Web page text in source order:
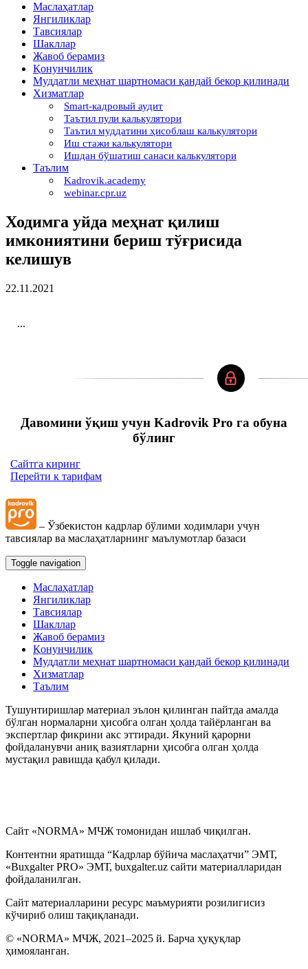
Маслаҳатлар
Янгиликлар
Тавсиялар
Шакллар
Жавоб берамиз
Қонунчилик
Муддатли меҳнат шартномаси қандай бекор қилинади
Хизматлар
Smart-кадровый аудит
Таътил пули калькулятори
Таътил муддатини ҳисоблаш калькулятори
Иш стажи калькулятори
Ишдан бўшатиш санаси калькулятори
Таълим
Kadrovik.academy
webinar.cpr.uz
Ходимга уйда меҳнат қилиш
имкониятини бериш тўғрисида
келишув
22.11.2021
...
Давомини ўқиш учун Kadrovik Pro га обуна
бўлинг
Сайтга киринг
Перейти к тарифам
– Ўзбекистон кадрлар бўлими ходимлари учун
тавсиялар ва маслаҳатларнинг маълумотлар базаси
Toggle navigation
Маслаҳатлар
Янгиликлар
Тавсиялар
Шакллар
Жавоб берамиз
Қонунчилик
Муддатли меҳнат шартномаси қандай бекор қилинади
Хизматлар
Таълим
Тушунтиришлар материал эълон қилинган пайтда амалда
бўлган нормаларни ҳисобга олган ҳолда тайёрланган ва
экспертлар фикрини акс эттиради. Якуний қарорни
фойдаланувчи аниқ вазиятларни ҳисобга олган ҳолда
мустақил равишда қабул қилади.
Сайт «NORMA» МЧЖ томонидан ишлаб чиқилган.
Контентни яратишда “Кадрлар бўйича маслаҳатчи” ЭМТ,
«Buxgalter PRO» ЭМТ, buxgalter.uz сайти материалларидан
фойдаланилган.
Сайт материалларини ресурс маъмурияти розилигисиз
кўчириб олиш тақиқланади.
© «NORMA» МЧЖ, 2021–2025 й. Барча ҳуқуқлар
ҳимояланган.